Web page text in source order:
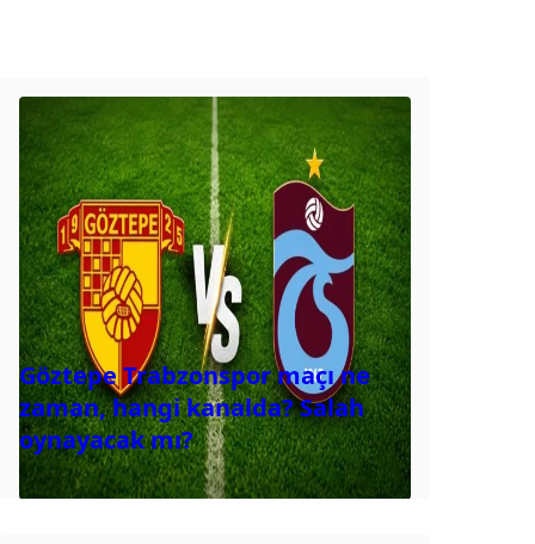
Göztepe Trabzonspor maçı ne
zaman, hangi kanalda? Salah
oynayacak mı?